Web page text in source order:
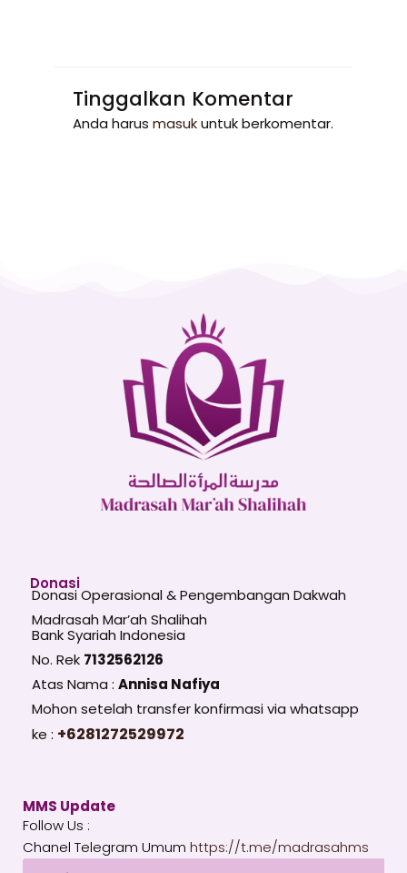
Tinggalkan Komentar
Anda harus masukuntuk berkomentar.
Donasi
Donasi Operasional & Pengembangan Dakwah
Madrasah Mar’ah Shalihah
Bank Syariah Indonesia
No. Rek 7132562126
Atas Nama : Annisa Nafiya
Mohon setelah transfer konfirmasi via whatsapp
ke : +6281272529972
MMS Update
Follow Us :
Chanel Telegram Umum https://t.me/madrasahms